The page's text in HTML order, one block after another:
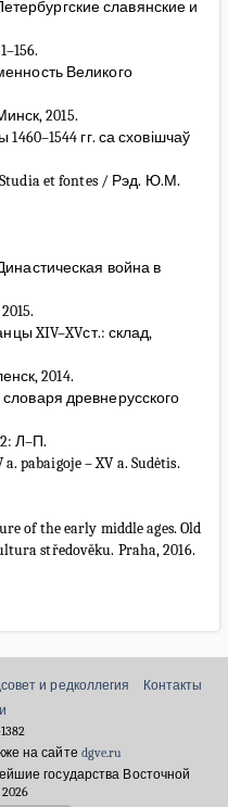
славянские и
Великого
2015.
гг. са сховішчаў
et fontes / Рэд. Ю.М.
война в
XIV–XVст.: склад,
2014.
древнерусского
Л–П.
pabaigoje – XV a. Sudėtis.
of the early middle ages. Old
středověku. Praha, 2016.
и редколлегия
Контакты
на сайте dgve.ru
государства Восточной